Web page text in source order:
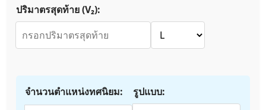
ปริมาตรสุดท้าย (V₂):
จำนวนตำแหน่งทศนิยม: รูปแบบ: